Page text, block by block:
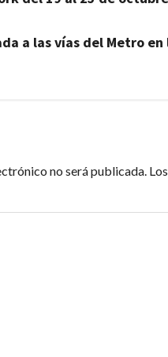
a las vías del Metro
no será publicada.